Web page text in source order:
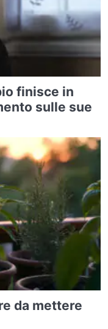
finisce in
sulle sue
da mettere